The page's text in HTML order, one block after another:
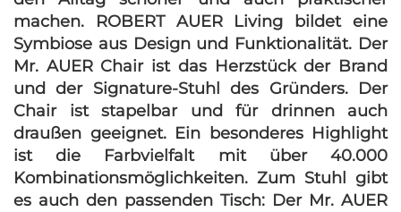
machen. ROBERT AUER Living bildet eine
Symbiose aus Design und Funktionalität. Der
Mr. AUER Chair ist das Herzstück der Brand
und der Signature-Stuhl des Gründers. Der
Chair ist stapelbar und für drinnen auch
draußen geeignet. Ein besonderes Highlight
ist die Farbvielfalt mit über 40.000
Kombinationsmöglichkeiten. Zum Stuhl gibt
es auch den passenden Tisch: Der Mr. AUER